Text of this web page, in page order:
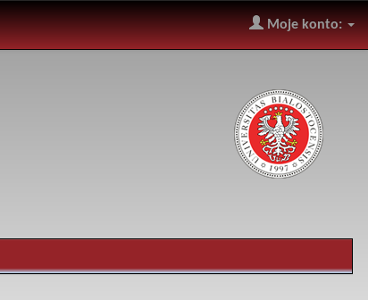
Moje konto: